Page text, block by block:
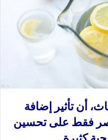
أن تأثير إضافة
فقط على تحسين